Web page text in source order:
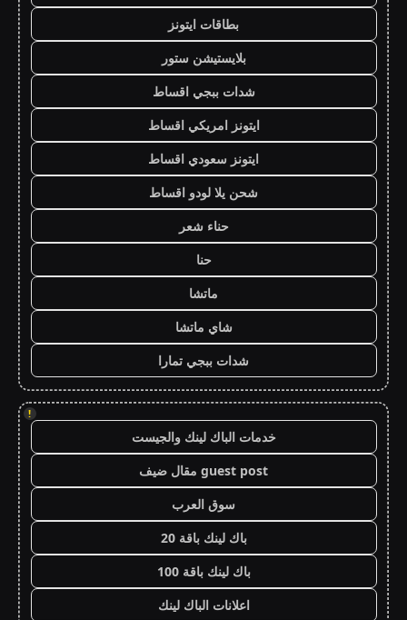
بطاقات ايتونز
بلايستيشن ستور
شدات ببجي اقساط
ايتونز امريكي اقساط
ايتونز سعودي اقساط
شحن يلا لودو اقساط
حناء شعر
حنا
ماتشا
شاي ماتشا
شدات ببجي تمارا
!
خدمات الباك لينك والجيست
guest post مقال ضيف
سوق العرب
باك لينك باقة 20
باك لينك باقة 100
اعلانات الباك لينك